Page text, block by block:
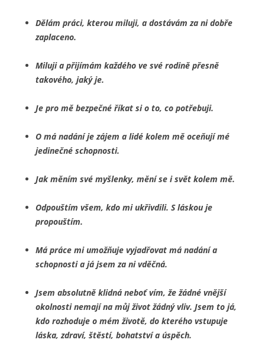
Dělám práci, kterou miluji, a dostávám za ni dobře
zaplaceno.
Miluji a přijímám každého ve své rodině přesně
takového, jaký je.
Je pro mě bezpečné říkat si o to, co potřebuji.
O má nadání je zájem a lidé kolem mě oceňují mé
jedinečné schopnosti.
Jak měním své myšlenky, mění se i svět kolem mě.
Odpouštím všem, kdo mi ukřivdili. S láskou je
propouštím.
Má práce mi umožňuje vyjadřovat má nadání a
schopnosti a já jsem za ni vděčná.
Jsem absolutně klidná neboť vím, že žádné vnější
okolnosti nemají na můj život žádný vliv. Jsem to já,
kdo rozhoduje o mém životě, do kterého vstupuje
láska, zdraví, štěstí, bohatství a úspěch.